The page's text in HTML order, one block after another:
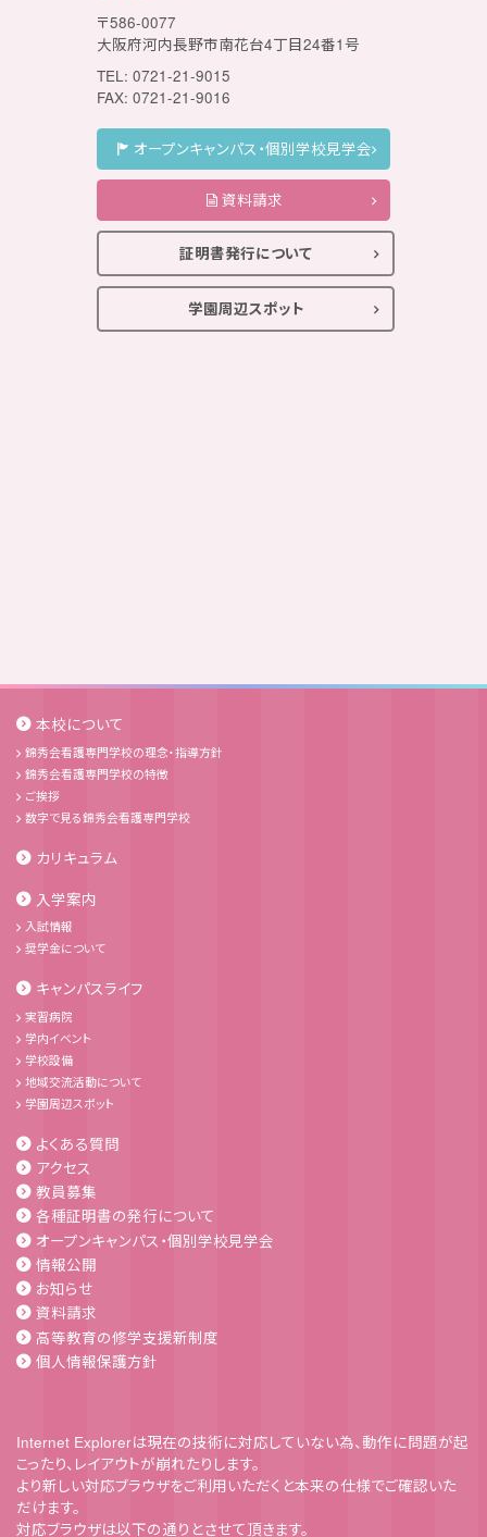
〒586-0077
大阪府河内長野市南花台4丁目24番1号
TEL: 0721-21-9015
FAX: 0721-21-9016
オープンキャンパス・個別学校見学会
資料請求
証明書発行について
学園周辺スポット
本校について
錦秀会看護専門学校の理念・指導方針
錦秀会看護専門学校の特徴
ご挨拶
数字で見る錦秀会看護専門学校
カリキュラム
入学案内
入試情報
奨学金について
キャンパスライフ
実習病院
学内イベント
学校設備
地域交流活動について
学園周辺スポット
よくある質問
アクセス
教員募集
各種証明書の発行について
オープンキャンパス・個別学校見学会
情報公開
お知らせ
資料請求
高等教育の修学支援新制度
個人情報保護方針
Internet Explorerは現在の技術に対応していない為、動作に問題が起
こったり、レイアウトが崩れたりします。
より新しい対応ブラウザをご利用いただくと本来の仕様でご確認いた
だけます。
対応ブラウザは以下の通りとさせて頂きます。